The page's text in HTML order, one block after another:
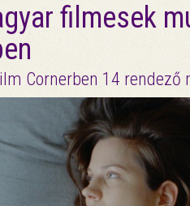
filmesek
Cornerben 14 rendező